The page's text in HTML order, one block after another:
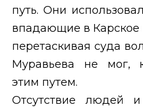
путь. Они
впадающие в Карское
перетаскивая суда
Муравьева не мог,
этим путем.
Отсутствие людей